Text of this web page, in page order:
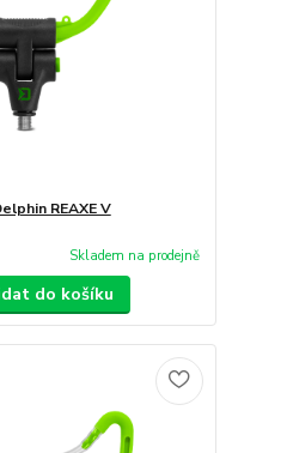
REAXE V
Skladem na prodejně
do košíku